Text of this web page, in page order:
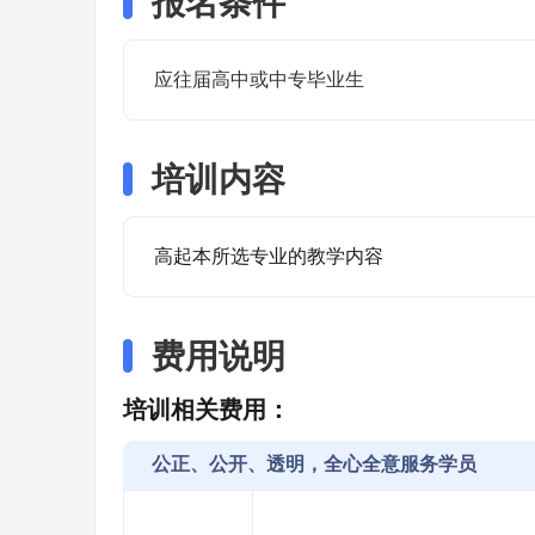
应往届高中或中专毕业生
培训内容
高起本所选专业的教学内容
费用说明
培训相关费用：
公正、公开、透明，全心全意服务学员